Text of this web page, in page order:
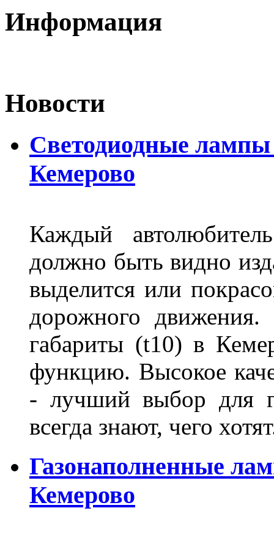
Информация
Новости
Светодиодные
Кемерово
Каждый
должно быть видно
выделится или
дорожного
габариты (t10) в
функцию. Высокое
- лучший выбор для
всегда знают, чего
Газонаполненные
Кемерово